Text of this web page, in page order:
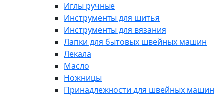
Иглы ручные
Инструменты для шитья
Инструменты для вязания
Лапки для бытовых швейных машин
Лекала
Масло
Ножницы
Принадлежности для швейных машин